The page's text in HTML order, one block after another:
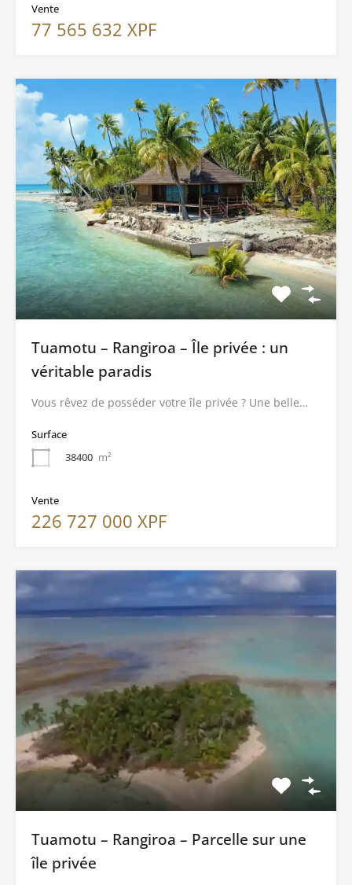
Vente
77 565 632 XPF
Tuamotu – Rangiroa – Île privée : un
véritable paradis
Vous rêvez de posséder votre île privée ? Une belle…
Surface
38400 m²
Vente
226 727 000 XPF
Tuamotu – Rangiroa – Parcelle sur une
île privée